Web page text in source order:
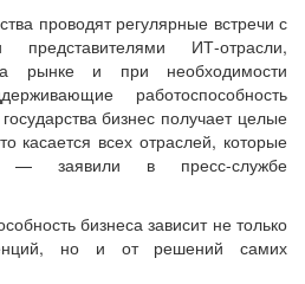
проводят регулярные встречи с
ИТ-отрасли,
рынке и при необходимости
работоспособность
бизнес получает целые
касается всех отраслей, которые
— заявили в пресс-службе
бизнеса зависит не только
но и от решений самих